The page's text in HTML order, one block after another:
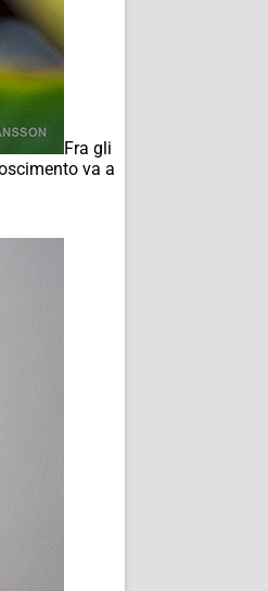
Fra gli
va a